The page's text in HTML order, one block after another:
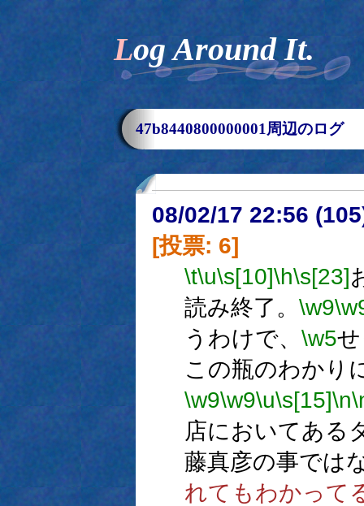
Log Around It.
47b8440800000001周辺のログ
08/02/17 22:56
[投票: 6]
\t\u\s[10]\h\s[23]
読み終了。 \w9
うわけで、 \w5
この瓶のわかり
\w9\w9\u\s[15]\n
店においてある
藤真彦の事では
れてもわかって